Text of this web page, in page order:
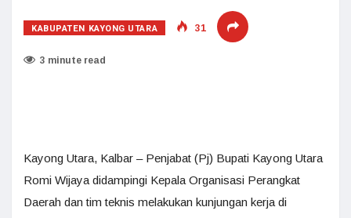
KABUPATEN KAYONG UTARA 31
3 minute read
Kayong Utara, Kalbar – Penjabat (Pj) Bupati Kayong Utara
Romi Wijaya didampingi Kepala Organisasi Perangkat
Daerah dan tim teknis melakukan kunjungan kerja di